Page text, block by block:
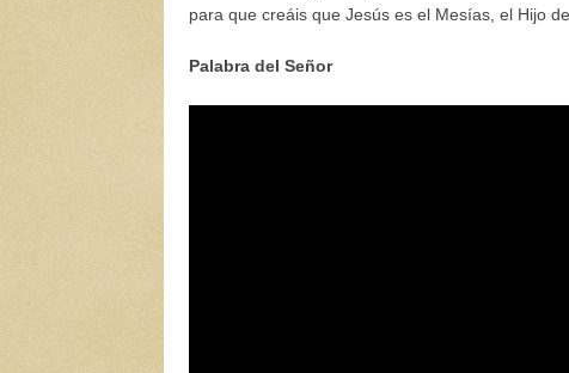
para que creáis que Jesús es el Mesías, el Hijo
Palabra del Señor